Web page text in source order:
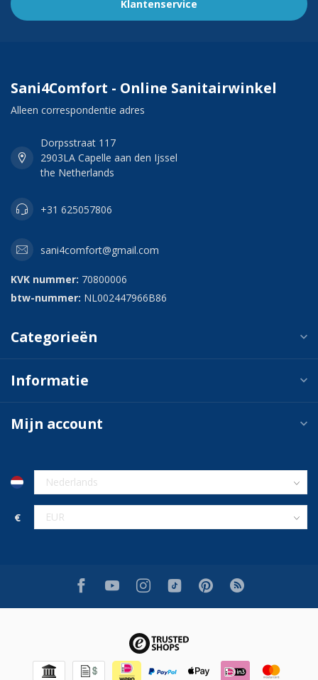
Klantenservice
Sani4Comfort - Online Sanitairwinkel
Alleen correspondentie adres
Dorpsstraat 117
2903LA Capelle aan den Ijssel
the Netherlands
+31 625057806
sani4comfort@gmail.com
KVK nummer: 70800006
btw-nummer: NL002447966B86
Categorieën
Informatie
Mijn account
€